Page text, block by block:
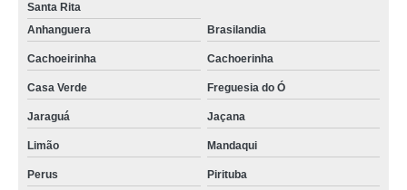
Santa Rita
Anhanguera
Brasilandia
Cachoeirinha Cachoerinha
Casa Verde Freguesia do Ó
Jaraguá Jaçana
Limão Mandaqui
Perus Pirituba